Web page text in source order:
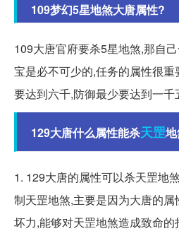
109梦幻5星地煞大唐属性?
109大唐官府要杀5星地煞,那自
宝是必不可少的,任务的属性很
要达到六千,防御最少要达到一千
129大唐什么属性能杀天罡
1. 129大唐的属性可以杀天罡地
制天罡地煞,主要是因为大唐的
坏力,能够对天罡地煞造成致命的